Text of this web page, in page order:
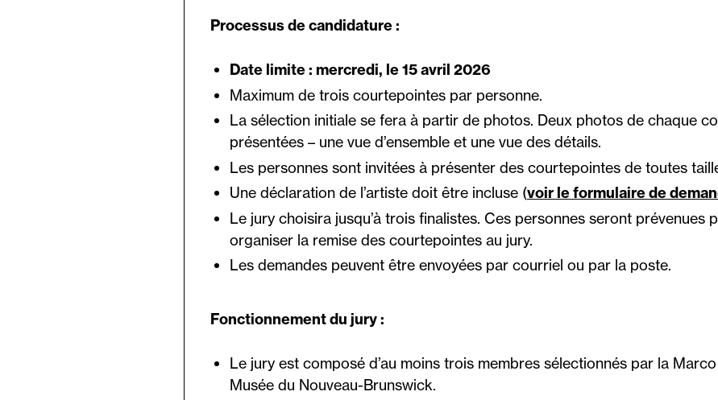
Processus de candidature :
Date limite : mercredi, le 15 avril 2026
Maximum de trois courtepointes par personne.
La sélection initiale se fera à partir de photos. Deux photos de chaque
présentées – une vue d’ensemble et une vue des détails.
Les personnes sont invitées à présenter des courtepointes de toutes
Une déclaration de l’artiste doit être incluse (voir le formulaire de
Le jury choisira jusqu’à trois finalistes. Ces personnes seront prévenues
organiser la remise des courtepointes au jury.
Les demandes peuvent être envoyées par courriel ou par la poste.
Fonctionnement du jury :
Le jury est composé d’au moins trois membres sélectionnés par la
Musée du Nouveau-Brunswick.